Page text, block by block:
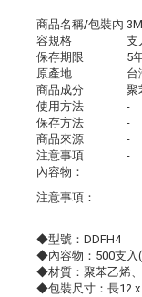
商品名稱/包裝內
容規格
支
保存期限
5
原產地
台
商品成分
聚
使用方法
-
保存方法
-
商品來源
-
注意事項
-
內容物：
注意事項：
◆型號：DDFH4
◆內容物：500支入
◆材質：聚苯乙烯
◆包裝尺寸：長12 x